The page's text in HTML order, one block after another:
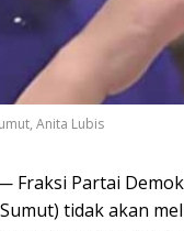
Anita Lubis
Fraksi Partai
tidak akan